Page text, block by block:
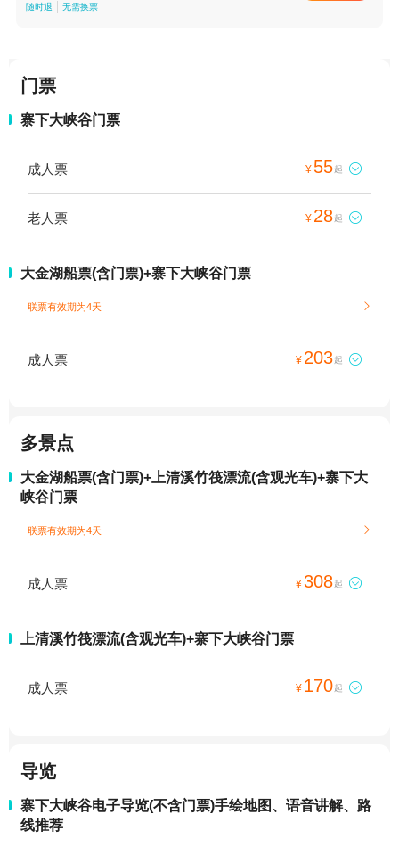
随时退 无需换票
门票
寨下大峡谷门票
成人票 ¥ 55起 
老人票 ¥ 28起 
大金湖船票(含门票)+寨下大峡谷门票
联票有效期为4天 
成人票 ¥ 203起 
多景点
大金湖船票(含门票)+上清溪竹筏漂流(含观光车)+寨下大
峡谷门票
联票有效期为4天 
成人票 ¥308起 
上清溪竹筏漂流(含观光车)+寨下大峡谷门票
成人票 ¥ 170起 
导览
寨下大峡谷电子导览(不含门票)手绘地图、语音讲解、路
线推荐